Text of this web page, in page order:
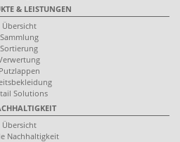
& LEISTUNGEN
Übersicht
Sammlung
Sortierung
Putzlappen
Solutions
Übersicht
Nachhaltigkeit